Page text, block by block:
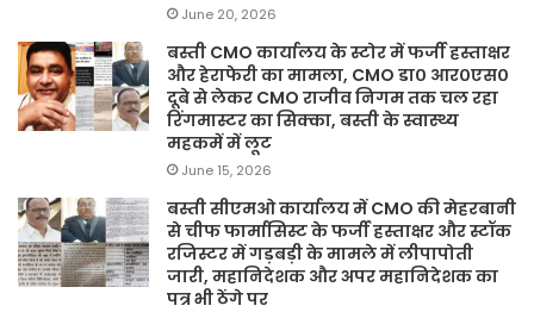
June 20, 2026
बस्ती CMO कार्यालय के स्टोर में फर्जी हस्ताक्षर
और हेराफेरी का मामला, CMO डा० आर०एस०
दूबे से लेकर CMO राजीव निगम तक चल रहा
रिंगमास्टर का सिक्का, बस्ती के स्वास्थ्य
महकमें में लूट
June 15, 2026
बस्ती सीएमओ कार्यालय में CMO की मेहरबानी
से चीफ फार्मासिस्ट के फर्जी हस्ताक्षर और स्टॉक
रजिस्टर में गड़बड़ी के मामले में लीपापोती
जारी, महानिदेशक और अपर महानिदेशक का
पत्र भी ठेंगे पर